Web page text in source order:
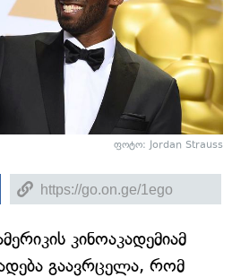
ფოტო: Jordan Strauss
კინოაკადემიამ
გაავრცელა, რომ